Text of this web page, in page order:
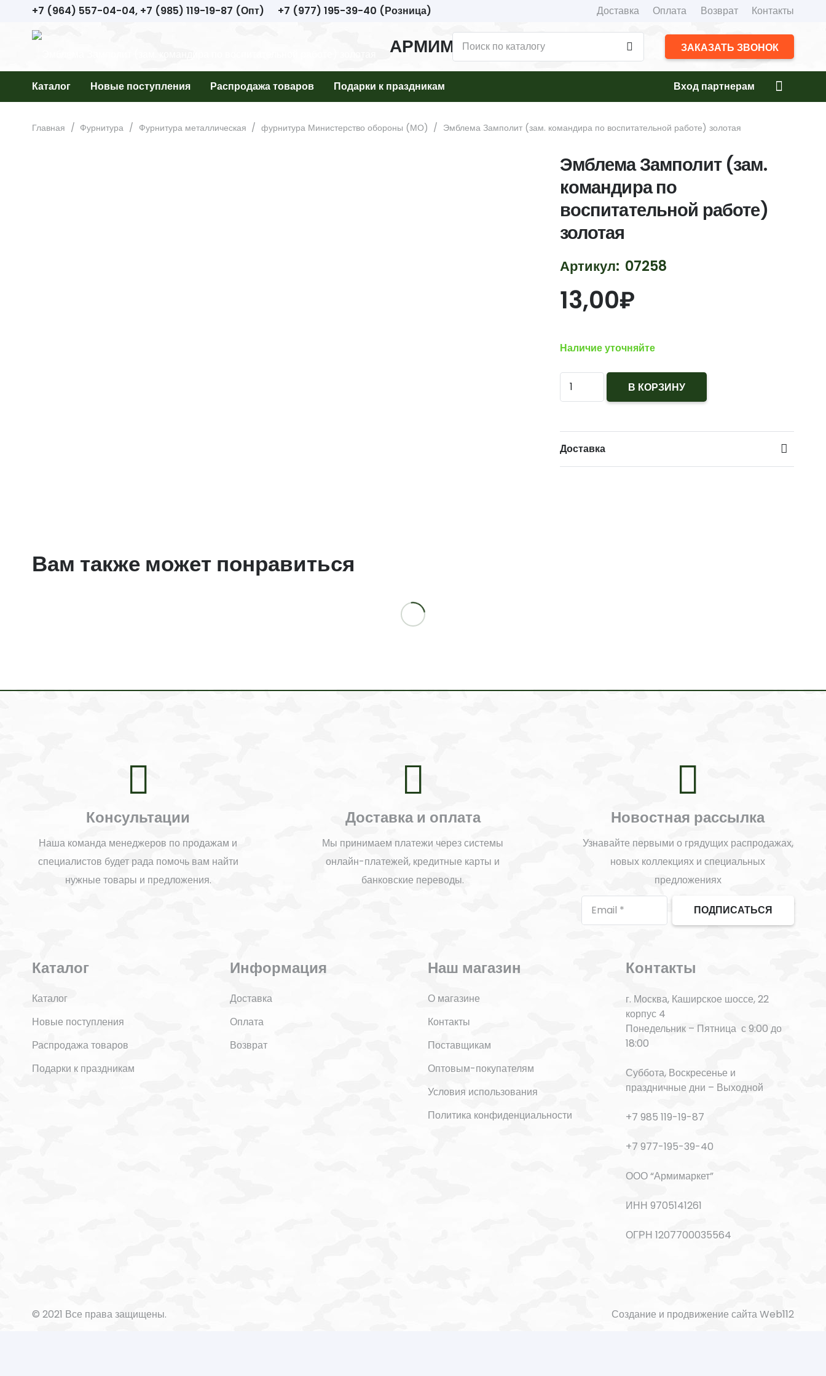
+7 (964) 557-04-04, +7 (985) 119-19-87 (Опт) +7 (977) 195-39-40 (Розница) Доставка Оплата Возврат Контакты
АРМИМАРКЕТ ЗАКАЗАТЬ ЗВОНОК
Каталог Новые поступления Распродажа товаров Подарки к праздникам Вход партнерам
Главная / Фурнитура / Фурнитура металлическая / фурнитура Министерство обороны (МО) / Эмблема Замполит (зам. командира по воспитательной работе) золотая
Эмблема Замполит (зам.
командира по
воспитательной работе)
золотая
Артикул: 07258
13,00₽
Наличие уточняйте
Количество
Эмблема
(зам.
командира
В КОРЗИНУ
Доставка
Вам также может понравиться
Консультации
Наша команда менеджеров по продажам и
специалистов будет рада помочь вам найти
нужные товары и предложения.
Доставка и оплата
Мы принимаем платежи через системы
онлайн-платежей, кредитные карты и
банковские переводы.
Новостная рассылка
Узнавайте первыми о грядущих распродажах,
новых коллекциях и специальных
предложениях
ПОДПИСАТЬСЯ
Каталог
Каталог
Новые поступления
Распродажа товаров
Подарки к праздникам
Информация
Доставка
Оплата
Возврат
Наш магазин
О магазине
Контакты
Поставщикам
Оптовым-покупателям
Условия использования
Политика конфиденциальности
Контакты
г. Москва, Каширское шоссе, 22
корпус 4
Понедельник – Пятница с 9:00 до
18:00
Суббота, Воскресенье и
праздничные дни – Выходной
+7 985 119-19-87
+7 977-195-39-40
ООО “Армимаркет”
ИНН 9705141261
ОГРН 1207700035564
© 2021 Все права защищены. Создание и продвижение сайта Web112